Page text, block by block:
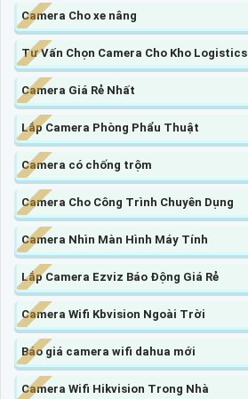
Camera Cho xe nâng
Tư Vấn Chọn Camera Cho Kho Logistics
Camera Giá Rẻ Nhất
Lắp Camera Phòng Phẩu Thuật
Camera có chống trộm
Camera Cho Công Trình Chuyên Dụng
Camera Nhìn Màn Hình Máy Tính
Lắp Camera Ezviz Báo Động Giá Rẻ
Camera Wifi Kbvision Ngoài Trời
Báo giá camera wifi dahua mới
Camera Wifi Hikvision Trong Nhà